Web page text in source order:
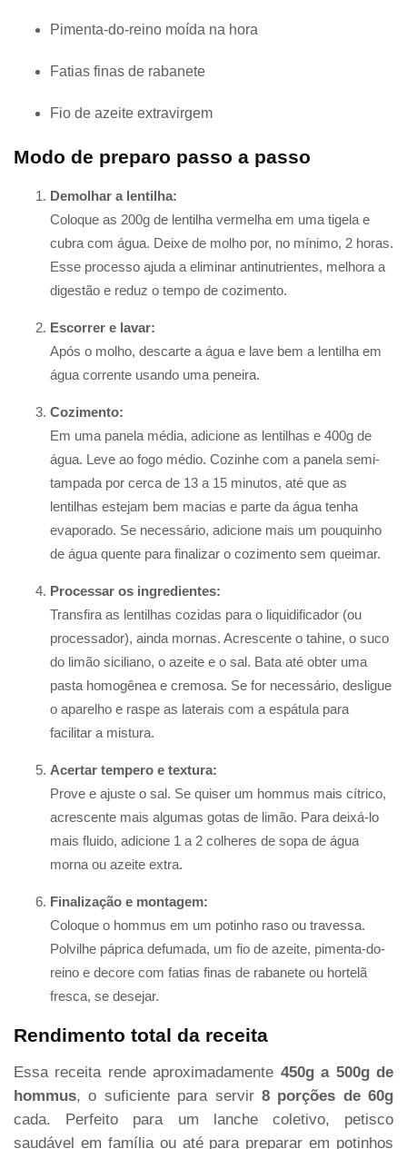
Pimenta-do-reino moída na hora
Fatias finas de rabanete
Fio de azeite extravirgem
Modo de preparo passo a passo
Demolhar a lentilha:
Coloque as 200g de lentilha vermelha em uma tigela e
cubra com água. Deixe de molho por, no mínimo, 2 horas.
Esse processo ajuda a eliminar antinutrientes, melhora a
digestão e reduz o tempo de cozimento.
Escorrer e lavar:
Após o molho, descarte a água e lave bem a lentilha em
água corrente usando uma peneira.
Cozimento:
Em uma panela média, adicione as lentilhas e 400g de
água. Leve ao fogo médio. Cozinhe com a panela semi-
tampada por cerca de 13 a 15 minutos, até que as
lentilhas estejam bem macias e parte da água tenha
evaporado. Se necessário, adicione mais um pouquinho
de água quente para finalizar o cozimento sem queimar.
Processar os ingredientes:
Transfira as lentilhas cozidas para o liquidificador (ou
processador), ainda mornas. Acrescente o tahine, o suco
do limão siciliano, o azeite e o sal. Bata até obter uma
pasta homogênea e cremosa. Se for necessário, desligue
o aparelho e raspe as laterais com a espátula para
facilitar a mistura.
Acertar tempero e textura:
Prove e ajuste o sal. Se quiser um hommus mais cítrico,
acrescente mais algumas gotas de limão. Para deixá-lo
mais fluido, adicione 1 a 2 colheres de sopa de água
morna ou azeite extra.
Finalização e montagem:
Coloque o hommus em um potinho raso ou travessa.
Polvilhe páprica defumada, um fio de azeite, pimenta-do-
reino e decore com fatias finas de rabanete ou hortelã
fresca, se desejar.
Rendimento total da receita
Essa receita rende aproximadamente 450g a 500g de
hommus, o suficiente para servir 8 porções de 60g
cada. Perfeito para um lanche coletivo, petisco
saudável em família ou até para preparar em potinhos